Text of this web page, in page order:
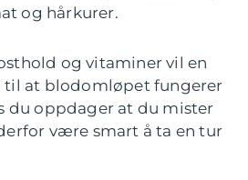
og hårkurer.
og vitaminer vil en
til at blodomløpet fungerer
du oppdager at du mister
være smart å ta en tur